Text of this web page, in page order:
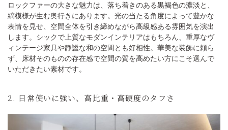
ロックファーの大きな魅力は、落ち着きのある黒褐色の濃淡と、
縞模様が生む奥行きにあります。光の当たる角度によって豊かな
表情を見せ、空間全体を引き締めながら高級感ある雰囲気を演出
します。シックで上質なモダンインテリアはもちろん、重厚なヴ
ィンテージ家具や静謐な和の空間とも好相性。華美な装飾に頼ら
ず、床材そのものの存在感で空間の質を高めたい方にこそ選んで
いただきたい素材です。
2. 日常使いに強い、高比重・高硬度のタフさ